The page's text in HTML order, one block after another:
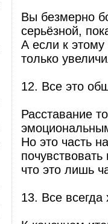
Вы безмерно
серьёзной,
А если к этому
только
12. Все это
Расставание
Но это часть
что это лишь
13. Все всегда